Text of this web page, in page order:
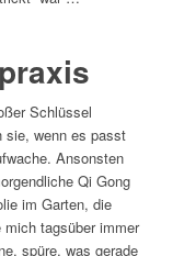
Schlüssel
sie, wenn es passt
Ansonsten
Qi Gong
im Garten, die
tagsüber immer
spüre, was gerade